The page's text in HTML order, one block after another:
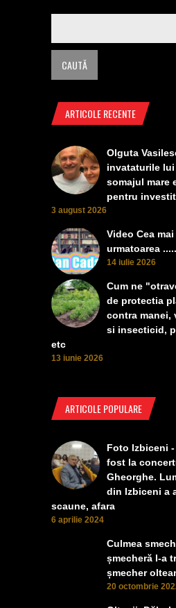
ARTICOLE RECENTE
Olguta
invataturile lui
somajul mare
pentru
3 august 2026
Video Cea
urmatoarea
14 iulie 2026
Cum ne
de protectia
contra manei,
si insecticid,
etc
13 iunie 2026
ARTICOLE POPULARE
Foto Izbiceni
fost la
Gheorghe.
din Izbiceni a
scaune, afara
6 aprilie 2024
Culmea
șmecheră l-a
șmecher
20 octombrie